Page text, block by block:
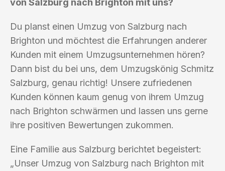
von Salzburg nach Brighton mit uns?
Du planst einen Umzug von Salzburg nach
Brighton und möchtest die Erfahrungen anderer
Kunden mit einem Umzugsunternehmen hören?
Dann bist du bei uns, dem Umzugskönig Schmitz
Salzburg, genau richtig! Unsere zufriedenen
Kunden können kaum genug von ihrem Umzug
nach Brighton schwärmen und lassen uns gerne
ihre positiven Bewertungen zukommen.
Eine Familie aus Salzburg berichtet begeistert:
„Unser Umzug von Salzburg nach Brighton mit